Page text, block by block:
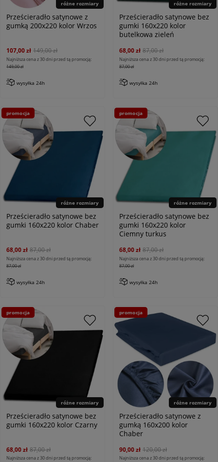
różne rozmiary
Prześcieradło satynowe z
gumką 200x220 kolor Wrzos
107,00 zł 149,00 zł
Najniższa cena z 30 dni przed tą promocją:
149,00 zł
wysyłka 24h
różne rozmiary
Prześcieradło satynowe bez
gumki 160x220 kolor
butelkowa zieleń
68,00 zł 87,00 zł
Najniższa cena z 30 dni przed tą promocją:
87,00 zł
wysyłka 24h
różne rozmiary
Prześcieradło satynowe bez
gumki 160x220 kolor Chaber
68,00 zł 87,00 zł
Najniższa cena z 30 dni przed tą promocją:
87,00 zł
wysyłka 24h
promocja
różne rozmiary
Prześcieradło satynowe bez
gumki 160x220 kolor
Ciemny turkus
68,00 zł 87,00 zł
Najniższa cena z 30 dni przed tą promocją:
87,00 zł
wysyłka 24h
promocja
różne rozmiary
Prześcieradło satynowe bez
gumki 160x220 kolor Czarny
68,00 zł 87,00 zł
Najniższa cena z 30 dni przed tą promocją:
promocja
różne rozmiary
Prześcieradło satynowe z
gumką 160x200 kolor
Chaber
90,00 zł 120,00 zł
Najniższa cena z 30 dni przed tą promocją:
promocja